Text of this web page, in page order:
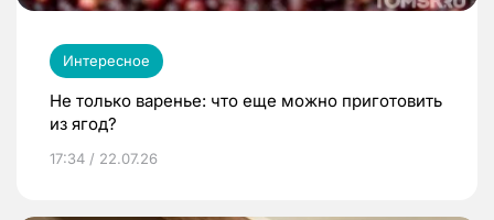
Интересное
Не только варенье: что еще можно приготовить
из ягод?
17:34 / 22.07.26